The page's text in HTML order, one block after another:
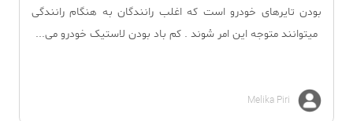
بودن تایرهای خودرو است که اغلب رانندگان به هنگام رانندگی
میتوانند متوجه این امر شوند . کم باد بودن لاستیک خودرو می...
Melika Piri